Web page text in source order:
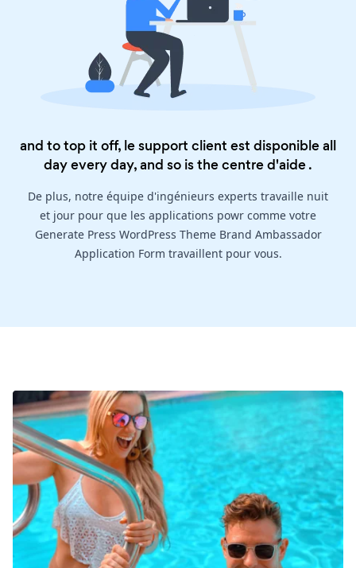
and to top it off, le support client est disponible all
day every day, and so is thecentre d'aide.
De plus, notre équipe d'ingénieurs experts travaille nuit
et jour pour que les applications powr comme votre
Generate Press WordPress Theme Brand Ambassador
Application Form travaillent pour vous.